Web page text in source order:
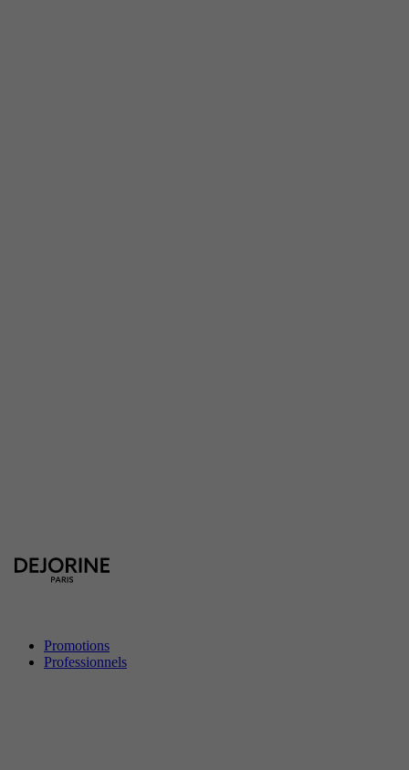
Promotions
Professionnels